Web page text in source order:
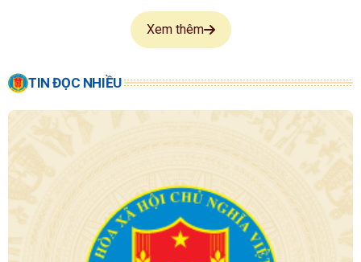
Xem thêm
TIN ĐỌC NHIỀU